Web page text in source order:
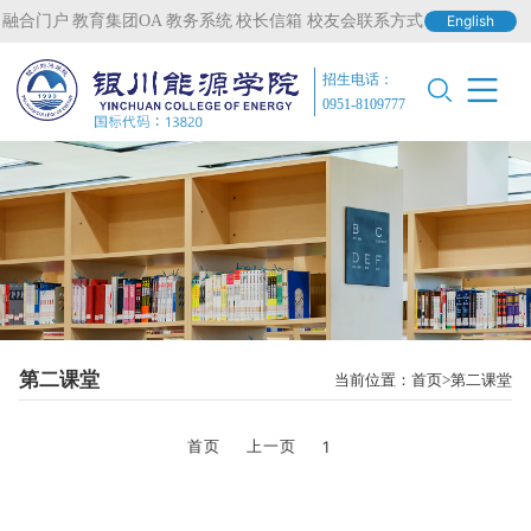
融合门户 教育集团OA 教务系统 校长信箱 校友会联系方式 English
招生电话：
0951-8109777
第二课堂 当前位置：首页 第二课堂
首页 上一页 1